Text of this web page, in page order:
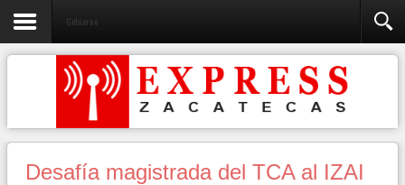
Gobierno
Desafía magistrada del TCA al IZAI